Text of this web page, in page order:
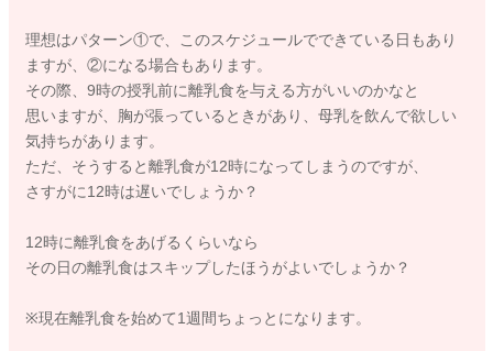
理想はパターン①で、このスケジュールでできている日もあり
ますが、②になる場合もあります。
その際、9時の授乳前に離乳食を与える方がいいのかなと
思いますが、胸が張っているときがあり、母乳を飲んで欲しい
気持ちがあります。
ただ、そうすると離乳食が12時になってしまうのですが、
さすがに12時は遅いでしょうか？
12時に離乳食をあげるくらいなら
その日の離乳食はスキップしたほうがよいでしょうか？
※現在離乳食を始めて1週間ちょっとになります。